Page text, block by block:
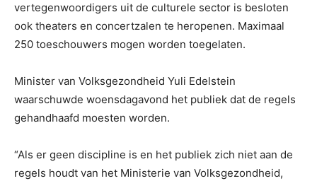
vertegenwoordigers uit de culturele sector is besloten
ook theaters en concertzalen te heropenen. Maximaal
250 toeschouwers mogen worden toegelaten.
Minister van Volksgezondheid Yuli Edelstein
waarschuwde woensdagavond het publiek dat de regels
gehandhaafd moesten worden.
“Als er geen discipline is en het publiek zich niet aan de
regels houdt van het Ministerie van Volksgezondheid,